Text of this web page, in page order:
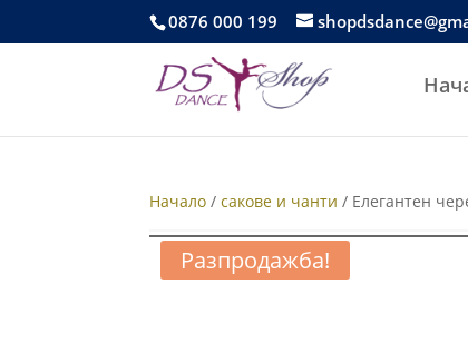
0876 000 199
Начало /сакове и чанти / Елегантен
Разпродажба!